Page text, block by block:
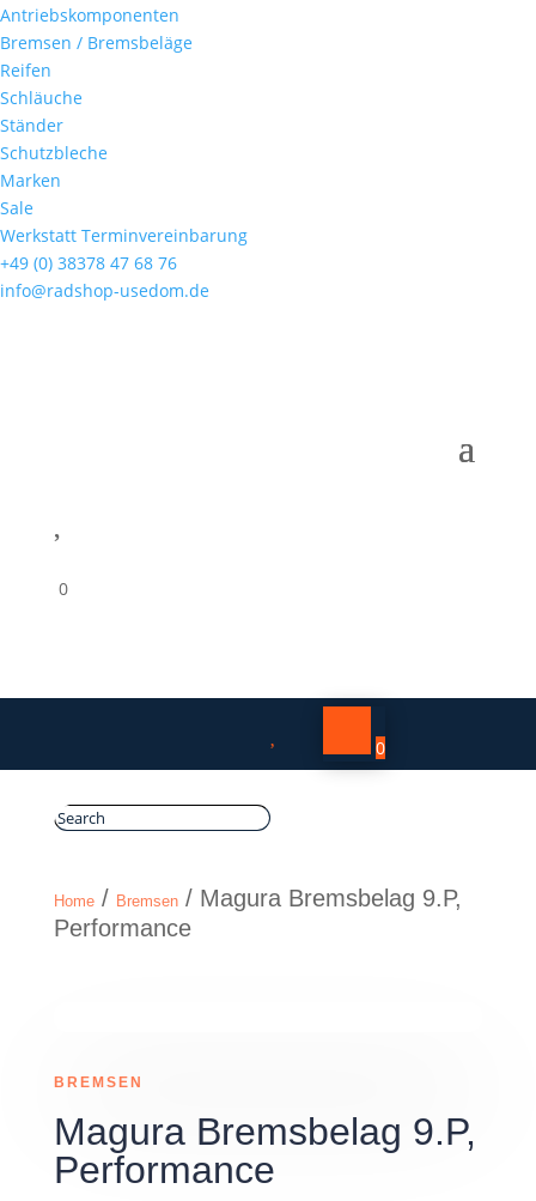
Antriebskomponenten
Bremsen / Bremsbeläge
Reifen
Schläuche
Ständer
Schutzbleche
Marken
Sale
Werkstatt Terminvereinbarung
+49 (0) 38378 47 68 76
info@radshop-usedom.de
0
0
Home/ Bremsen/ Magura Bremsbelag 9.P,
Performance
BREMSEN
Magura Bremsbelag 9.P,
Performance